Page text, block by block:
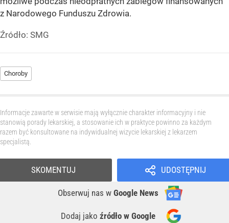
z Narodowego Funduszu Zdrowia.
Źródło: SMG
Choroby
Informacje zawarte w serwisie mają wyłącznie charakter informacyjny i nie
stanowią porady lekarskiej, a stosowanie ich w praktyce powinno za każdym
razem być konsultowane na indywidualnej wizycie lekarskiej z lekarzem
specjalistą.
UDOSTĘPNIJ
Obserwuj nas w Google News
Dodaj jako źródło w Google
SKOMENTUJ